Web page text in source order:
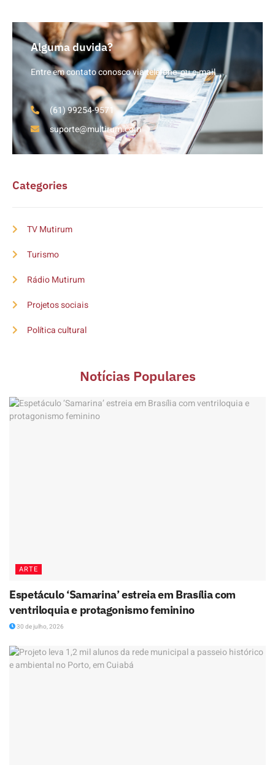
Alguma duvida?
Entre em contato conosco via telefone ou e-mail
(61) 99254-9571
suporte@multirum.com
Categories
TV Mutirum
Turismo
Rádio Mutirum
Projetos sociais
Política cultural
Notícias Populares
ARTE
Espetáculo ‘Samarina’ estreia em Brasília com
ventriloquia e protagonismo feminino
30 de julho, 2026